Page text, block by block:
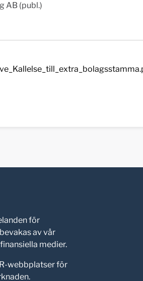
AB (publ.)
för
av vår
medier.
webbplatser för